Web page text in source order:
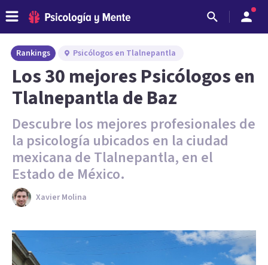
Rankings Psicólogos en Tlalnepantla
Los 30 mejores Psicólogos en
Tlalnepantla de Baz
Descubre los mejores profesionales de
la psicología ubicados en la ciudad
mexicana de Tlalnepantla, en el
Estado de México.
Xavier Molina